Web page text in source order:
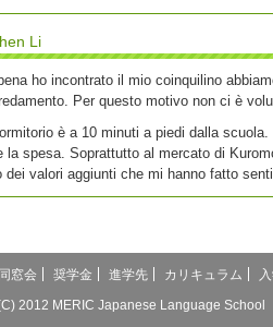
Li
ho incontrato il mio coinquilino
Per questo motivo non ci è
è a 10 minuti a piedi dalla
la spesa. Soprattutto al mercato di
dei valori aggiunti che mi hanno fatto
同窓会 奨学金 進学先 カリキュラム
2012 MERIC Japanese Language School